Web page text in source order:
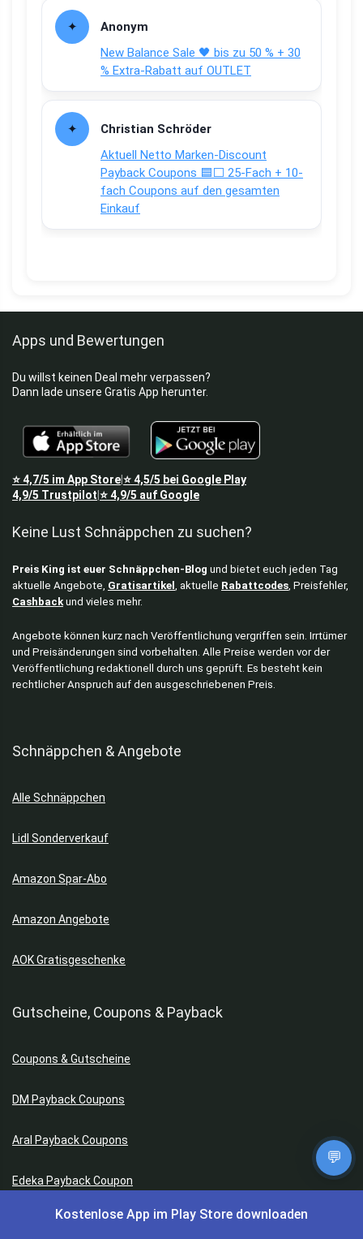
Anonym
New Balance Sale 🖤 bis zu 50 % + 30
% Extra-Rabatt auf OUTLET
Christian Schröder
Aktuell Netto Marken-Discount
Payback Coupons 🟦⬜ 25-Fach + 10-
fach Coupons auf den gesamten
Einkauf
Apps und Bewertungen
Du willst keinen Deal mehr verpassen?
Dann lade unsere Gratis App herunter.
⭐4,7/5 im App Store⭐4,5/5 bei Google Play
4,9/5 Trustpilot ⭐4,9/5 auf Google
Keine Lust Schnäppchen zu suchen?
Preis King ist euer Schnäppchen-Blog und bietet euch jeden Tag
aktuelle Angebote, Gratisartikel , aktuelle Rabattcodes , Preisfehler,
Cashback und vieles mehr.
Angebote können kurz nach Veröffentlichung vergriffen sein. Irrtümer
und Preisänderungen sind vorbehalten. Alle Preise werden vor der
Veröffentlichung redaktionell durch uns geprüft. Es besteht kein
rechtlicher Anspruch auf den ausgeschriebenen Preis.
Schnäppchen & Angebote
Alle Schnäppchen
Lidl Sonderverkauf
Amazon Spar-Abo
Amazon Angebote
AOK Gratisgeschenke
Gutscheine, Coupons & Payback
Coupons & Gutscheine
DM Payback Coupons
Aral Payback Coupons
Edeka Payback Coupon
Burger King Gutscheine
💬
Kostenlose App im Play Store downloaden